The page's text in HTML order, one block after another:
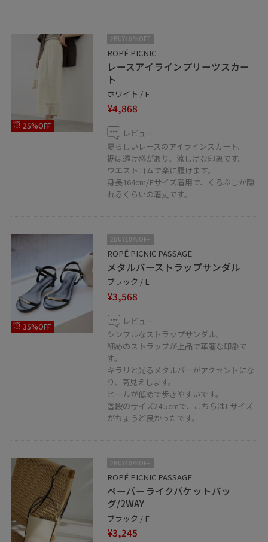
25%OFF
2BUY10%OFF
ROPÉ PICNIC
レースアイラインプリーツスカー
ト
ホワイト / F
¥4,868
レビュー
夏らしいレースのアイラインスカート。
裾は透け感があり、涼しげな印象です。
ウエストゴムで楽に履けます。
身長164cm/Fサイズ着用で、くるぶしが隠
れるくらいの着丈です。
35%OFF
2BUY10%OFF
ROPÉ PICNIC PASSAGE
メタルバーストラップサンダル
ブラック / L
¥3,568
レビュー
シンプルなストラップサンダル。
細めのストラップが上品で華奢な印象で
す。
キラリと光るメタルバーがアクセントにな
り、高見えします。
ヒールが低めで歩きやすいです。
普段のサイズ24.5cmで、こちらはLサイズ
がちょうど良かったです。
2BUY10%OFF
ROPÉ PICNIC PASSAGE
ペーパーライクバケットバッ
グ/2WAY
ブラック / F
¥3,245